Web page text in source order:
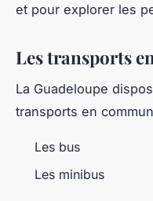
et pour explorer les
Les transports
La Guadeloupe
transports en
Les bus
Les minibus